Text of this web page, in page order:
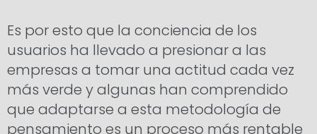
Es por esto que la conciencia de los
usuarios ha llevado a presionar a las
empresas a tomar una actitud cada vez
más verde y algunas han comprendido
que adaptarse a esta metodología de
pensamiento es un proceso más rentable